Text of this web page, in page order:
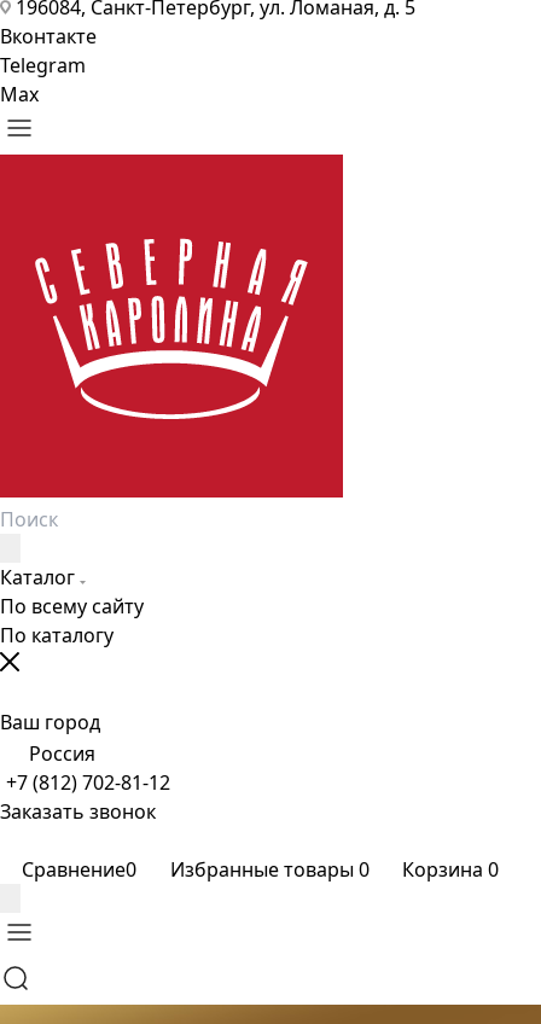
196084, Санкт-Петербург, ул. Ломаная, д. 5
Вконтакте
Telegram
Max
Каталог
По всему сайту
По каталогу
Ваш город
Россия
+7 (812) 702-81-12
Заказать звонок
Сравнение0 Избранные товары0 Корзина 0